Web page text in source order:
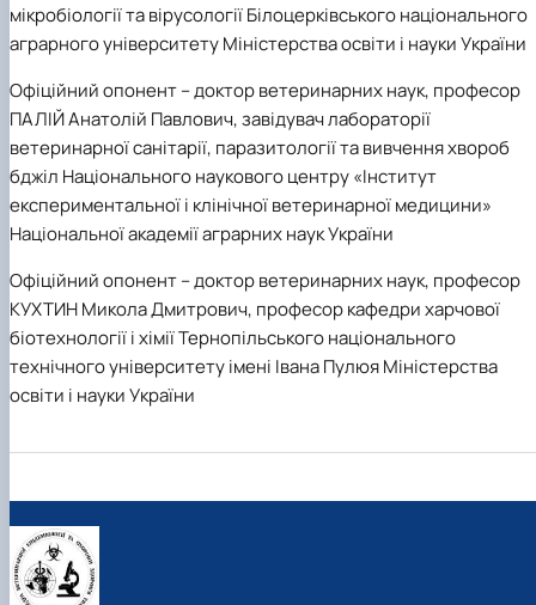
мікробіології та вірусології Білоцерківського національного
аграрного університету Міністерства освіти і науки України
Офіційний опонент– доктор ветеринарних наук, професор
ПАЛІЙ Анатолій Павлович, завідувач лабораторії
ветеринарної санітарії, паразитології та вивчення хвороб
бджіл Національного наукового центру «Інститут
експериментальної і клінічної ветеринарної медицини»
Національної академії аграрних наук України
Офіційний опонент– доктор ветеринарних наук, професор
КУХТИН Микола Дмитрович, професор кафедри харчової
біотехнології і хімії Тернопільського національного
технічного університету імені Івана Пулюя Міністерства
освіти і науки України